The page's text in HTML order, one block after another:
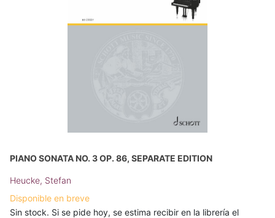
PIANO SONATA NO. 3 OP. 86, SEPARATE EDITION
Heucke, Stefan
Disponible en breve
Sin stock. Si se pide hoy, se estima recibir en la librería el